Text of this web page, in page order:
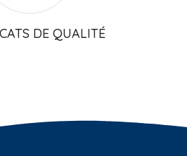
DE QUALITÉ​